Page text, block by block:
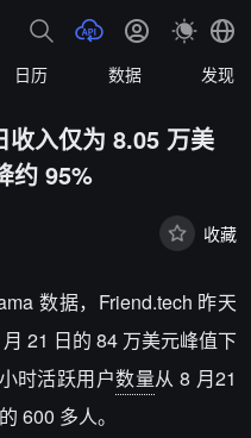
日历 数据 发现
入仅为 8.05 万美
约 95%
收藏
数据，Friend.tech 昨天
21 日的 84 万美元峰值下
时活跃用户数量从 8 月21
600 多人。